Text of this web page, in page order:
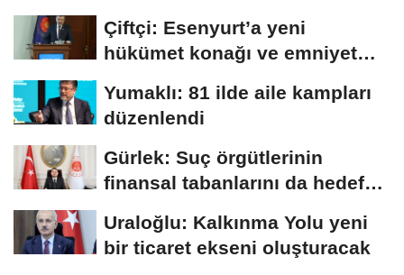
Çiftçi: Esenyurt’a yeni
hükümet konağı ve emniyet
Yumaklı: 81 ilde aile kampları
düzenlendi
Gürlek: Suç örgütlerinin
finansal tabanlarını da hedef
Uraloğlu: Kalkınma Yolu yeni
bir ticaret ekseni oluşturacak